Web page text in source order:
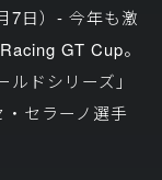
7日）- 今年も激
GT Cup。
ドシリーズ」
セラーノ選手